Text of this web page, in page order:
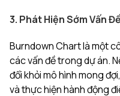
3. Phát Hiện Sớm Vấn Đề
Burndown Chart là một
các vấn đề trong dự án.
đổi khỏi mô hình mong
và thực hiện hành động